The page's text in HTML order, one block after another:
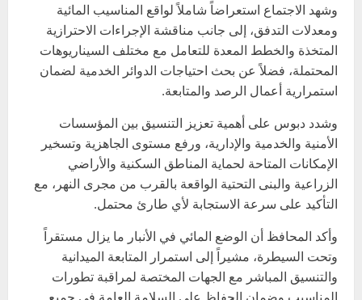
وشهد الاجتماع استعراضاً شاملاً لواقع المناسيب المائية
ومعدلات التدفق، إلى جانب مناقشة الإجراءات الاحترازية
المتخذة والخطط المعدة للتعامل مع مختلف السيناريوهات
المحتملة، فضلاً عن بحث احتياجات الدوائر الخدمية لضمان
استمرارية أعمال الرصد والمتابعة.
وشدد دبوس على أهمية تعزيز التنسيق بين المؤسسات
الأمنية والخدمية والإدارية، ورفع مستوى الجاهزية وتسخير
الإمكانات المتاحة لحماية المناطق السكنية والأراضي
الزراعية والبنى التحتية الواقعة بالقرب من مجرى النهر، مع
التأكيد على سرعة الاستجابة لأي طارئ محتمل.
وأكد المحافظ أن الوضع المائي في الأنبار ما يزال مستقراً
وتحت السيطرة، مشيراً إلى استمرار المتابعة الميدانية
والتنسيق المباشر مع الجهات المختصة لمراقبة تطورات